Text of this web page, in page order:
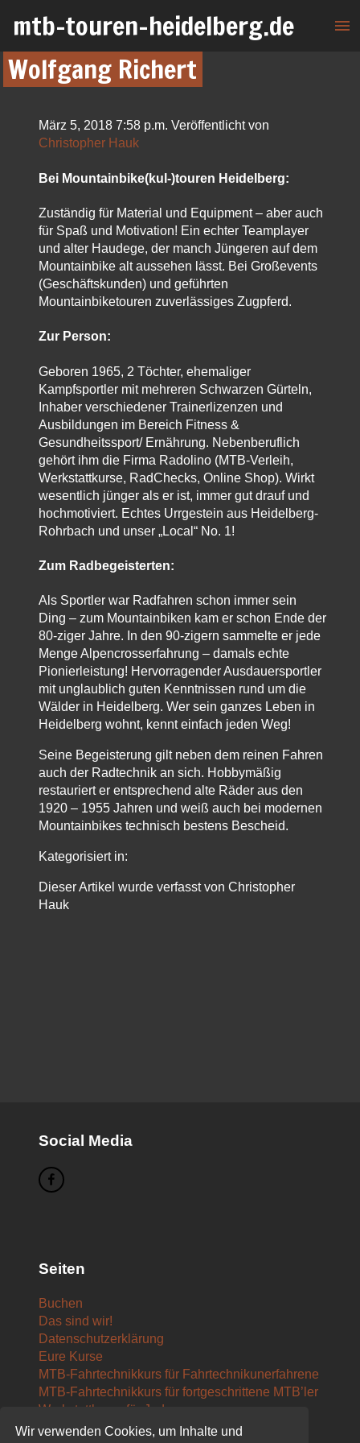
Wir verwenden Cookies, um Inhalte und
mtb-touren-heidelberg.de menu
Wolfgang Richert
März 5, 2018 7:58 p.m. Veröffentlicht von
Christopher Hauk
Bei Mountainbike(kul-)touren Heidelberg:
Zuständig für Material und Equipment – aber auch
für Spaß und Motivation! Ein echter Teamplayer
und alter Haudege, der manch Jüngeren auf dem
Mountainbike alt aussehen lässt. Bei Großevents
(Geschäftskunden) und geführten
Mountainbiketouren zuverlässiges Zugpferd.
Zur Person:
Geboren 1965, 2 Töchter, ehemaliger
Kampfsportler mit mehreren Schwarzen Gürteln,
Inhaber verschiedener Trainerlizenzen und
Ausbildungen im Bereich Fitness &
Gesundheitssport/ Ernährung. Nebenberuflich
gehört ihm die Firma Radolino (MTB-Verleih,
Werkstattkurse, RadChecks, Online Shop). Wirkt
wesentlich jünger als er ist, immer gut drauf und
hochmotiviert. Echtes Urrgestein aus Heidelberg-
Rohrbach und unser „Local“ No. 1!
Zum Radbegeisterten:
Als Sportler war Radfahren schon immer sein
Ding – zum Mountainbiken kam er schon Ende der
80-ziger Jahre. In den 90-zigern sammelte er jede
Menge Alpencrosserfahrung – damals echte
Pionierleistung! Hervorragender Ausdauersportler
mit unglaublich guten Kenntnissen rund um die
Wälder in Heidelberg. Wer sein ganzes Leben in
Heidelberg wohnt, kennt einfach jeden Weg!
Seine Begeisterung gilt neben dem reinen Fahren
auch der Radtechnik an sich. Hobbymäßig
restauriert er entsprechend alte Räder aus den
1920 – 1955 Jahren und weiß auch bei modernen
Mountainbikes technisch bestens Bescheid.
Kategorisiert in:
Dieser Artikel wurde verfasst von Christopher
Hauk
Social Media
Seiten
Buchen
Das sind wir!
Datenschutzerklärung
Eure Kurse
MTB-Fahrtechnikkurs für Fahrtechnikunerfahrene
MTB-Fahrtechnikkurs für fortgeschrittene MTB’ler
Werkstattkurse für Jedermann
Eure Touren